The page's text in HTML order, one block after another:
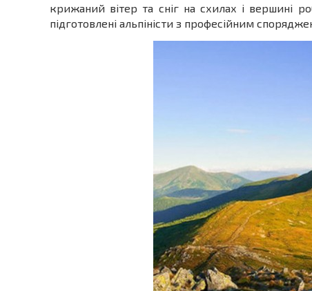
крижаний вітер та сніг на схилах і вершині
підготовлені альпіністи з професійним